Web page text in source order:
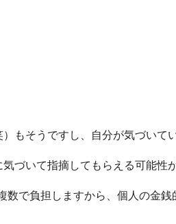
そうですし、自分が気づいて
づいて指摘してもらえる可能性
で負担しますから、個人の金